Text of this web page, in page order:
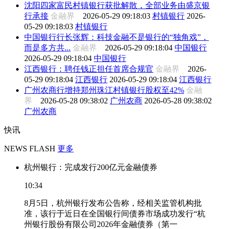
沈阳四家富民村镇银行获批解散，全部业务由盛京银
行承接 金融界 2026-05-29 09:18:03 村镇银行 2026-
05-29 09:18:03 村镇银行
中国银行行长张辉：科技金融不是银行的“独角戏”，
而是多方共... 金融界 2026-05-29 09:18:04 中国银行
2026-05-29 09:18:04 中国银行
江西银行：聘任钱正担任首席合规官 金融界 2026-
05-29 09:18:04 江西银行 2026-05-29 09:18:04 江西银行
广州农商行增持郑州珠江村镇银行股权至42% 金融
界 2026-05-28 09:38:02 广州农商 2026-05-28 09:38:02
广州农商
快讯
NEWS FLASH 更多
杭州银行：完成发行200亿元金融债券
10:34
8月5日，杭州银行发布公告称，经相关监管机构批
准，该行于近日在全国银行间债券市场成功发行“杭
州银行股份有限公司2026年金融债券（第一